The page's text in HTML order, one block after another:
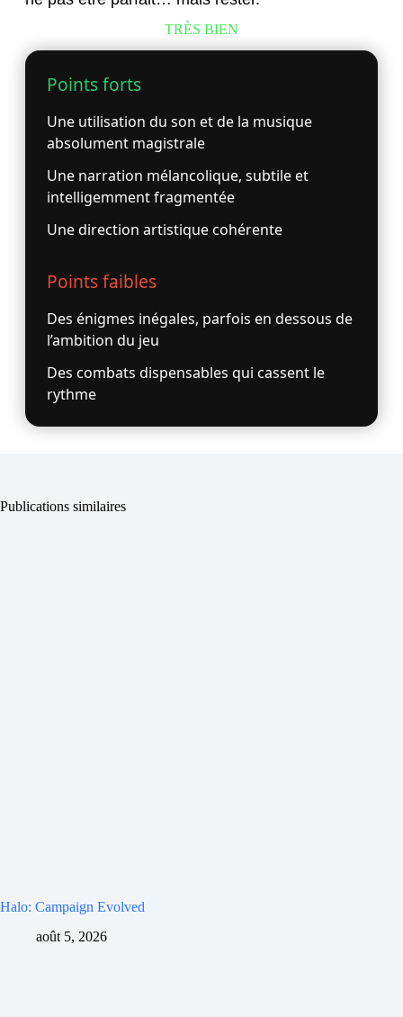
TRÈS BIEN
Points forts
Une utilisation du son et de la musique
absolument magistrale
Une narration mélancolique, subtile et
intelligemment fragmentée
Une direction artistique cohérente
Points faibles
Des énigmes inégales, parfois en dessous de
l’ambition du jeu
Des combats dispensables qui cassent le
rythme
Publications similaires
Halo: Campaign Evolved
août 5, 2026